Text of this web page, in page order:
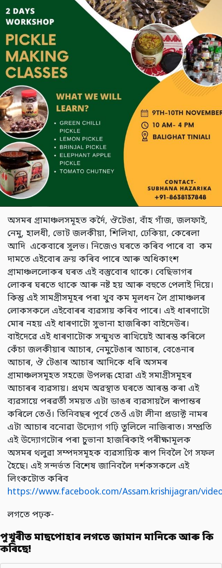
অসমৰ গ্ৰামাঞ্চলসমূহত কৰ্দৈ, ঔটেঙা, বাঁহ গাঁজ, জলফাই,
নেমু, হালধী, ভোট জলকীয়া, শিলিখা, ঢেকিয়া, কেৰেলা
আদি একেবাৰে সুলভ। নিজেও ঘৰতে কৰিব পাৰে বা কম
দামতে এইবোৰ ক্ৰয় কৰিব পাৰে আৰু অধিকাংশ
গ্ৰামাঞ্চললোকৰ ঘৰত এই বস্তুবোৰ থাকে। বেছিভাগৰ
লোকৰ ঘৰতে থাকে আৰু নষ্ট হয় আৰু বহুতে পেলাই দিয়ে।
কিন্তু এই সামগ্ৰীসমূহৰ পৰা খুব কম মূলধন লৈ গ্ৰামাঞ্চলৰ
লোকসকলে এইবোৰৰ ব্যৱসায় কৰিব পাৰে। এই ধাৰণাটো
মোৰ নহয় এই ধাৰণাটো সুভানা হাজৰিকা বাইদেউৰ।
বাইদেৱে এই ধাৰণাটোক সন্মুখত ৰাখিয়েই আৰম্ভ কৰিলে
কেঁচা জলকীয়াৰ আচাৰ, নেমুটেঙাৰ আচাৰ, বেঙেনাৰ
আচাৰ, ঔ টেঙাৰ আচাৰ আদিকে ধৰি অসমৰ
গ্ৰামাঞ্চলসমূহত সহজে উপলব্ধ হোৱা এই সমাগ্ৰীসমূহৰ
আচাৰৰ ব্যৱসায়। প্ৰথম অৱস্থাত ঘৰতে আৰম্ভ কৰা এই
ব্যৱসায়ে পৰৱৰ্তী সময়ত এটা ডাঙৰ ব্যৱসায়লৈ ৰূপান্তৰ
কৰিলে তেওঁ। তিনিবছৰ পূৰ্বে তেওঁ এটা লীনা প্ৰডাক্ট নামৰ
এটা আচাৰ বনোৱা উদ্যোগ গঢ়ি তুলিলে নাজিৰাত। সম্প্ৰতি
এই উদ্যোগটোৰ পৰা চুভানা হাজৰিকাই পৰীক্ষামূলক
অসমৰ থলুৱা সম্পদসমূহক ব্যৱসায়িক ৰূপ দিবলৈ গৈ সফল
হৈছে। এই সন্দৰ্ভত বিশেষ জানিবলৈ দৰ্শকসকলে এই
লিংকটোত কৰিব
https://www.facebook.com/Assam.krishijagran/
লগতে পঢ়ক-
পুখুৰীত মাছপোহাৰ লগতে জামান মানিকে আৰু কি
কৰিছে!